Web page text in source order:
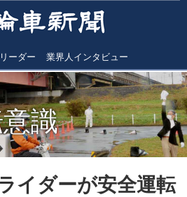
ーダー 業界人インタビュー
識
イダーが安全運転